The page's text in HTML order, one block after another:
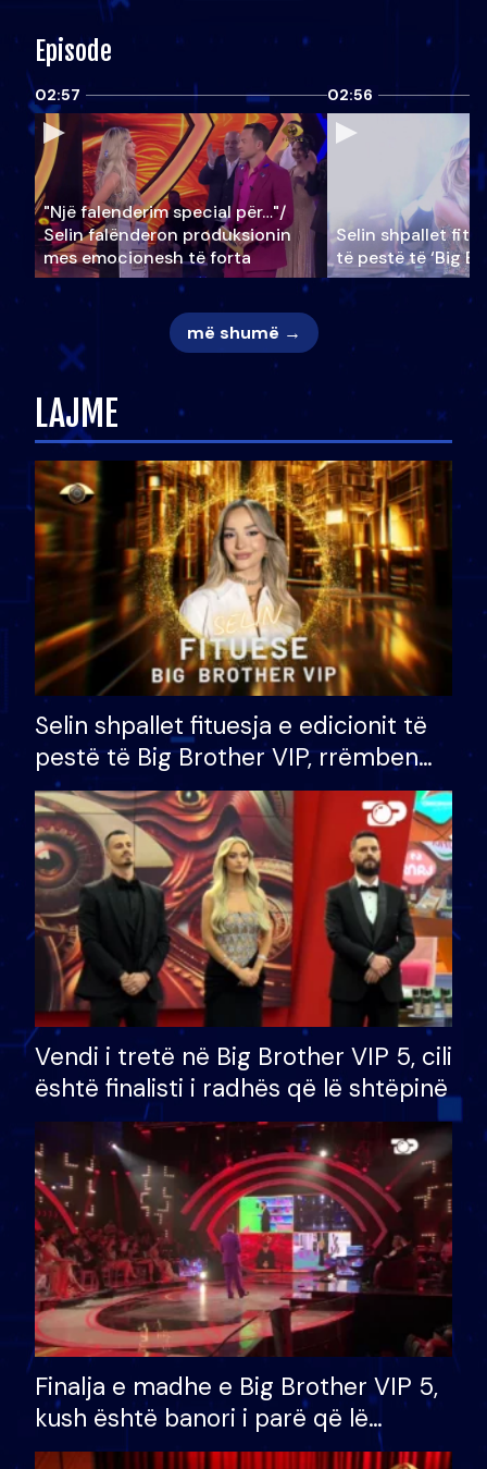
Episode
02:57
"Një falenderim special për…"/
Selin falënderon produksionin
mes emocionesh të forta
02:56
Selin shpallet
të pestë të ‘Big
më shumë →
LAJME
Selin shpallet fituesja e edicionit të
pestë të Big Brother VIP, rrëmben
çmimin e madh prej 100 mijë eurosh
Vendi i tretë në Big Brother VIP 5, cili
është finalisti i radhës që lë shtëpinë
Finalja e madhe e Big Brother VIP 5,
kush është banori i parë që lë
shtëpinë dhe humb mundësinë për